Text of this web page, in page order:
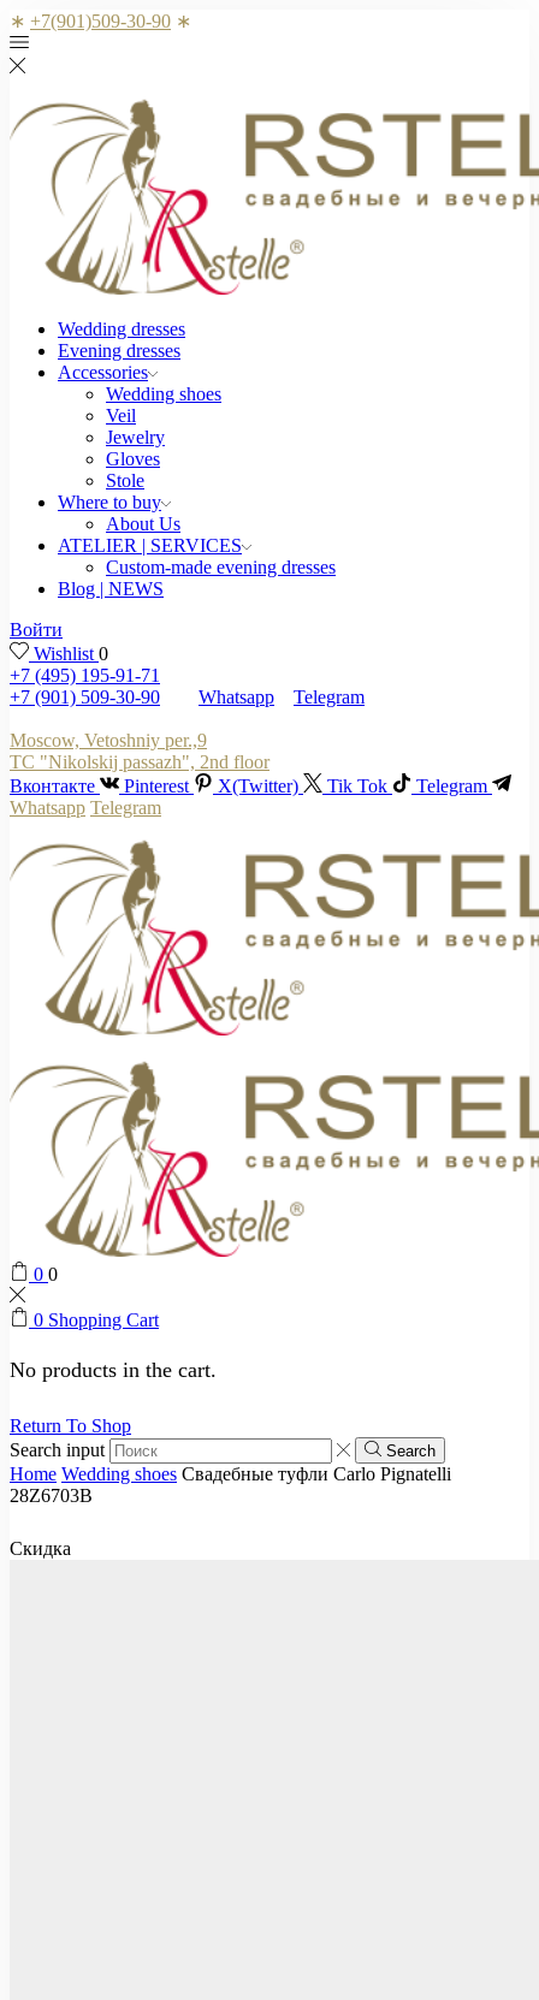
∗ +7(901)509-30-90 ∗
Wedding dresses
Evening dresses
Accessories
Wedding shoes
Veil
Jewelry
Gloves
Stole
Where to buy
About Us
ATELIER | SERVICES
Custom-made evening dresses
Blog | NEWS
Войти
Wishlist 0
+7 (495) 195-91-71
+7 (901) 509-30-90
Whatsapp Telegram
Moscow, Vetoshniy per.,9
TC "Nikolskij passazh", 2nd floor
Вконтакте
Pinterest X(Twitter) Tik Tok
Telegram
Whatsapp Telegram
0 0
0 Shopping Cart
No products in the cart.
Return To Shop
Search input
Search
Home Wedding shoes Свадебные туфли Carlo Pignatelli
28Z6703B
Скидка